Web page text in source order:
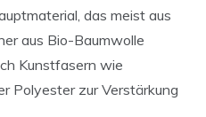
das meist aus
aus Bio-Baumwolle
Kunstfasern wie
Polyester zur Verstärkung